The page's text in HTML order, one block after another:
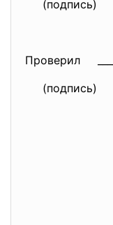
(подпись)
Проверил
(подпись)